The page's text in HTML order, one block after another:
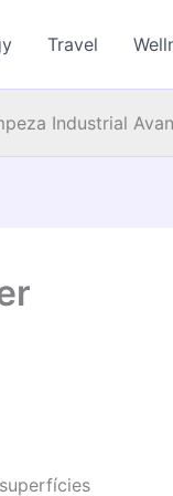
Travel
Industrial